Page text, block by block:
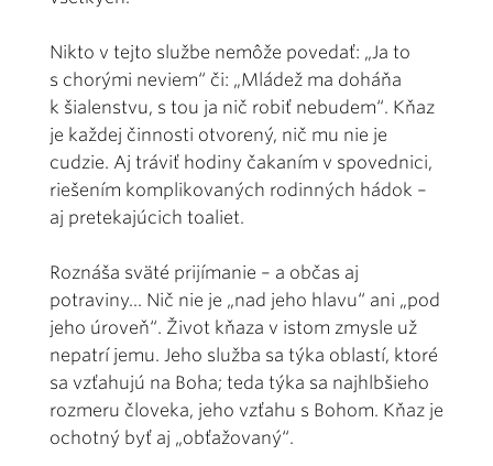
Nikto v tejto službe nemôže povedať: „Ja to
s chorými neviem“ či: „Mládež ma doháňa
k šialenstvu, s tou ja nič robiť nebudem“. Kňaz
je každej činnosti otvorený, nič mu nie je
cudzie. Aj tráviť hodiny čakaním v spovednici,
riešením komplikovaných rodinných hádok –
aj pretekajúcich toaliet.
Roznáša sväté prijímanie – a občas aj
potraviny... Nič nie je „nad jeho hlavu“ ani „pod
jeho úroveň“. Život kňaza v istom zmysle už
nepatrí jemu. Jeho služba sa týka oblastí, ktoré
sa vzťahujú na Boha; teda týka sa najhlbšieho
rozmeru človeka, jeho vzťahu s Bohom. Kňaz je
ochotný byť aj „obťažovaný“.